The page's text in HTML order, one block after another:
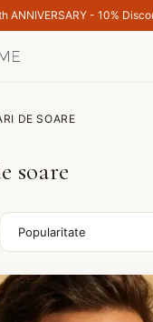
ANNIVERSARY - 10%
DE SOARE
soare